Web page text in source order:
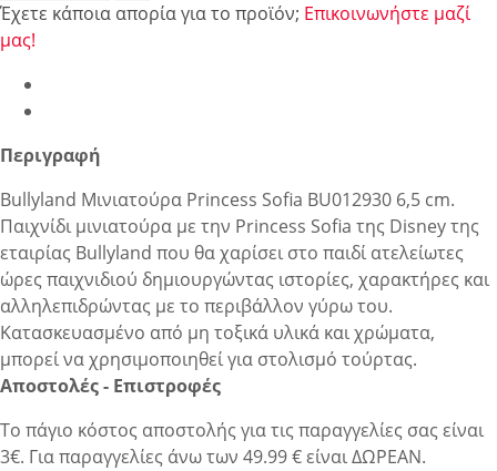
Έχετε κάποια απορία για το προϊόν; Επικοινωνήστε μαζί
μας!
Περιγραφή
Bullyland Μινιατούρα Princess Sofia BU012930 6,5 cm.
Παιχνίδι μινιατούρα με την Princess Sofia της Disney της
εταιρίας Bullyland που θα χαρίσει στο παιδί ατελείωτες
ώρες παιχνιδιού δημιουργώντας ιστορίες, χαρακτήρες και
αλληλεπιδρώντας με το περιβάλλον γύρω του.
Κατασκευασμένο από μη τοξικά υλικά και χρώματα,
μπορεί να χρησιμοποιηθεί για στολισμό τούρτας.
Αποστολές - Επιστροφές
Το πάγιο κόστος αποστολής για τις παραγγελίες σας είναι
3€. Για παραγγελίες άνω των 49.99 € είναι ΔΩΡΕΑΝ.